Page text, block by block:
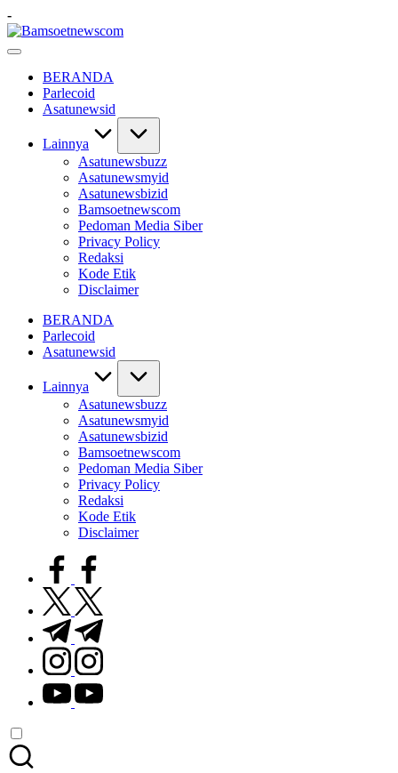
Skip
to
content
-
Bamsoetnewscom
Berita
MobilitasBERANDA
Parlecoid
Asatunewsid
Lainnya
Asatunewsbuzz
Asatunewsmyid
Asatunewsbizid
Bamsoetnewscom
Pedoman Media Siber
Privacy Policy
Redaksi
Kode Etik
Disclaimer
BERANDA
Parlecoid
Asatunewsid
Lainnya
Asatunewsbuzz
Asatunewsmyid
Asatunewsbizid
Bamsoetnewscom
Pedoman Media Siber
Privacy Policy
Redaksi
Kode Etik
Disclaimer
facebook.com
twitter.com
t.me
instagram.com
youtube.com